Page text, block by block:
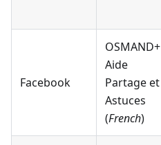
Facebook
OSMAND+
Aide
Partage et
Astuces
(French)